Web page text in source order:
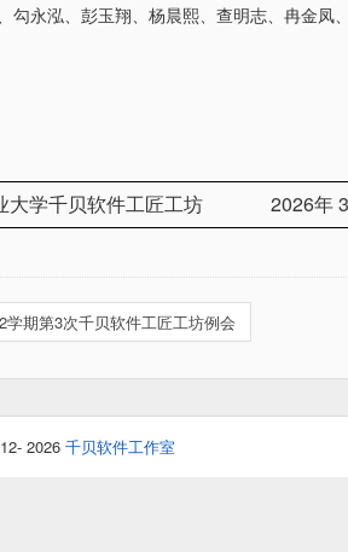
勾永泓、彭玉翔、杨晨熙、查明志、冉金凤
大学千贝软件工匠工坊 2026年 3
学期第3次千贝软件工匠工坊例会
2026 千贝软件工作室